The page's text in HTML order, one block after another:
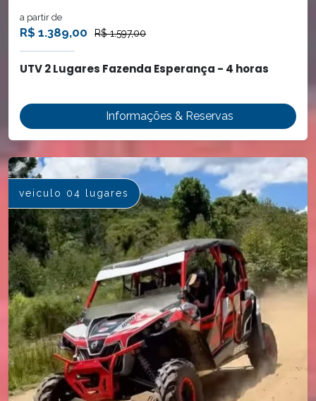
a partir de
R$ 1.389,00 R$ 1.597,00
UTV 2 Lugares Fazenda Esperança - 4 horas
Informações & Reservas
veiculo 04 lugares